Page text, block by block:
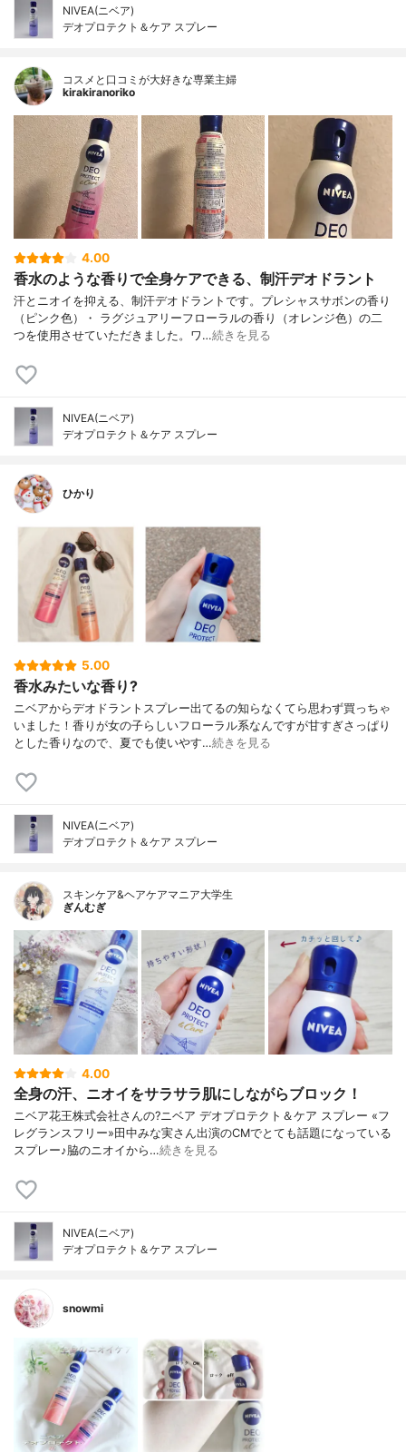
NIVEA(ニベア)
デオプロテクト＆ケア スプレー
コスメと口コミが大好きな専業主婦
kirakiranoriko
4.00
香水のような香りで全身ケアできる、制汗デオドラント
汗とニオイを抑える、制汗デオドラントです。プレシャスサボンの香り
（ピンク色）・ ラグジュアリーフローラルの香り（オレンジ色）の二
つを使用させていただきました。ワ…続きを見る
NIVEA(ニベア)
デオプロテクト＆ケア スプレー
ひかり
5.00
香水みたいな香り?
ニベアからデオドラントスプレー出てるの知らなくてら思わず買っちゃ
いました！香りが女の子らしいフローラル系なんですが甘すぎさっぱり
とした香りなので、夏でも使いやす…続きを見る
NIVEA(ニベア)
デオプロテクト＆ケア スプレー
スキンケア&ヘアケアマニア大学生
ぎんむぎ
4.00
全身の汗、ニオイをサラサラ肌にしながらブロック！
ニベア花王株式会社さんの?ニベア デオプロテクト＆ケア スプレー «フ
レグランスフリー»田中みな実さん出演のCMでとても話題になっている
スプレー♪脇のニオイから…続きを見る
NIVEA(ニベア)
デオプロテクト＆ケア スプレー
snowmi